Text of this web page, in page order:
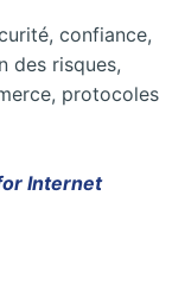
confiance,
des risques,
protocoles
Internet